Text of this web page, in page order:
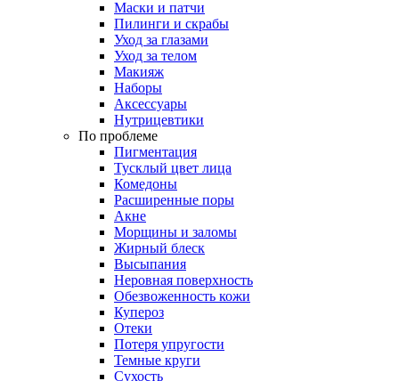
Маски и патчи
Пилинги и скрабы
Уход за глазами
Уход за телом
Макияж
Наборы
Аксессуары
Нутрицевтики
По проблеме
Пигментация
Тусклый цвет лица
Комедоны
Расширенные поры
Акне
Морщины и заломы
Жирный блеск
Высыпания
Неровная поверхность
Обезвоженность кожи
Купероз
Отеки
Потеря упругости
Темные круги
Сухость